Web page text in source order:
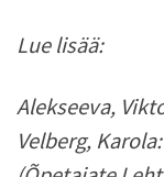
Lue lisää:
Alekseeva,
Velberg, Karola: